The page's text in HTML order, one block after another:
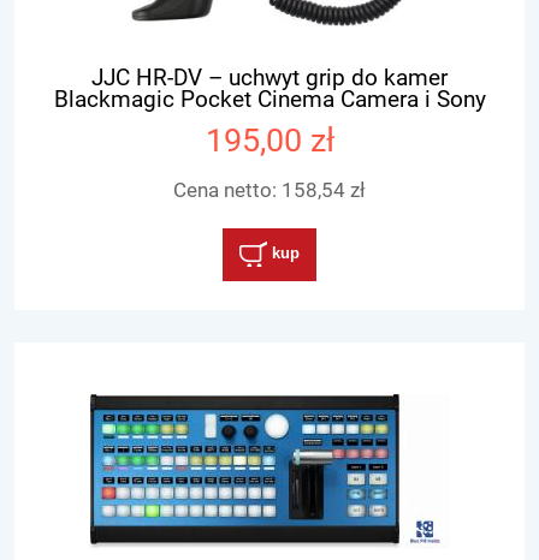
JJC HR-DV – uchwyt grip do kamer
Blackmagic Pocket Cinema Camera i Sony
A/V R LANC
195,00 zł
Cena netto: 158,54 zł
kup